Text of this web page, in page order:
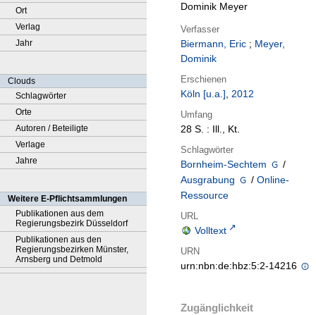
Ort
Verlag
Jahr
Clouds
Schlagwörter
Orte
Autoren / Beteiligte
Verlage
Jahre
Weitere E-Pflichtsammlungen
Publikationen aus dem
Regierungsbezirk Düsseldorf
Publikationen aus den
Regierungsbezirken Münster,
Arnsberg und Detmold
Dominik Meyer
Verfasser
Biermann, Eric ; Meyer,
Dominik
Erschienen
Köln [u.a.], 2012
Umfang
28 S. : Ill., Kt.
Schlagwörter
Bornheim-Sechtem
/
Ausgrabung
/ Online-
Ressource
URL
Volltext
URN
urn:nbn:de:hbz:5:2-14216
Zugänglichkeit